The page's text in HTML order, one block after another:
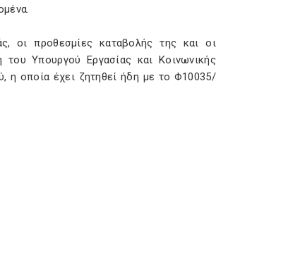
οι προθεσμίες καταβολής της και οι
Υπουργού Εργασίας και Κοινωνικής
η οποία έχει ζητηθεί ήδη με το Φ10035/